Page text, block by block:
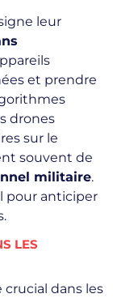
leur
et prendre
drones
sur le
souvent de
militaire.
pour anticiper
LES
dans les